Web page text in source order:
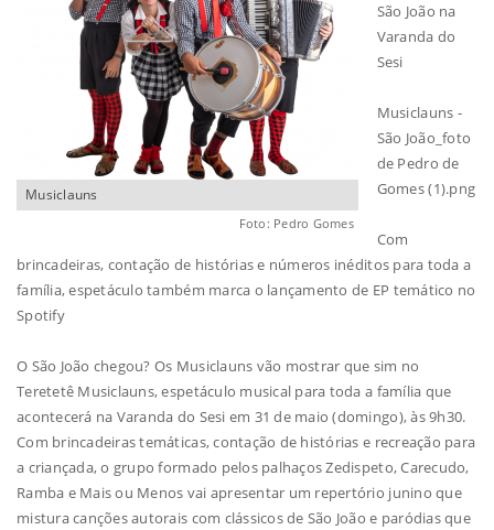
Musiclauns
Foto: Pedro Gomes
São João na
Varanda do
Sesi
Musiclauns -
São João_foto
de Pedro de
Gomes (1).png
Com
brincadeiras, contação de histórias e números inéditos para toda a
família, espetáculo também marca o lançamento de EP temático no
Spotify
O São João chegou? Os Musiclauns vão mostrar que sim no
Teretetê Musiclauns, espetáculo musical para toda a família que
acontecerá na Varanda do Sesi em 31 de maio (domingo), às 9h30.
Com brincadeiras temáticas, contação de histórias e recreação para
a criançada, o grupo formado pelos palhaços Zedispeto, Carecudo,
Ramba e Mais ou Menos vai apresentar um repertório junino que
mistura canções autorais com clássicos de São João e paródias que